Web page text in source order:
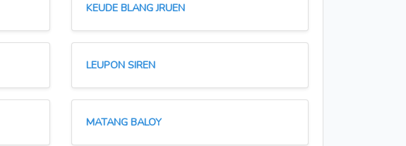
KEUDE BLANG JRUEN
LEUPON SIREN
MATANG BALOY